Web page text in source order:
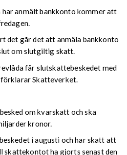
anmält bankkonto kommer att
det går det att anmäla bankkonto
om slutgiltig skatt.
får slutskattebeskedet med
Skatteverket.
om kvarskatt och ska
kronor.
i augusti och har skatt att
skattekontot ha gjorts senast den